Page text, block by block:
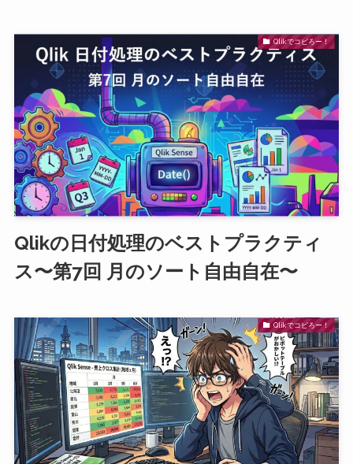
Qlikでコピろー！
Qlikの日付処理のベストプラクティ
ス〜第7回 月のソート自由自在〜
Qlikでコピろー！